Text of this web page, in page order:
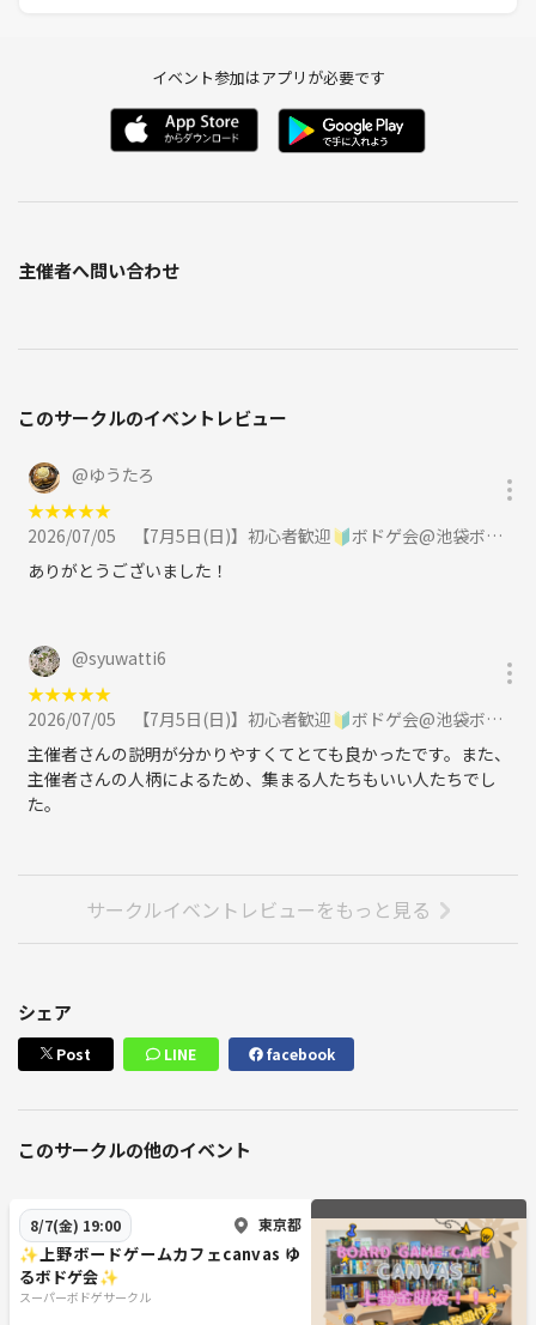
イベント参加はアプリが必要です
主催者へ問い合わせ
このサークルのイベントレビュー
@ゆうたろ
★★★★★
2026/07/05
【7月5日(日)】初心者歓迎🔰ボドゲ会@池袋ボドゲバに参加
ありがとうございました！
@syuwatti6
★★★★★
2026/07/05
【7月5日(日)】初心者歓迎🔰ボドゲ会@池袋ボドゲバに参加
主催者さんの説明が分かりやすくてとても良かったです。また、
主催者さんの人柄によるため、集まる人たちもいい人たちでし
た。
サークルイベントレビューをもっと見る
シェア
Post LINE facebook
このサークルの他のイベント
8/7(金) 19:00 東京都
✨上野ボードゲームカフェcanvas ゆ
るボドゲ会✨
スーパーボドゲサークル